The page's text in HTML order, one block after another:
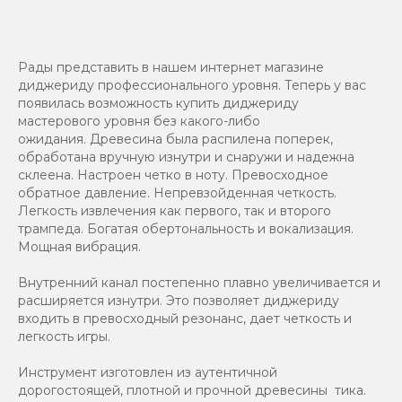
Рады представить в нашем интернет магазине
диджериду профессионального уровня. Теперь у вас
появилась возможность купить диджериду
мастерового уровня без какого-либо
ожидания. Древесина была распилена поперек,
обработана вручную изнутри и снаружи и надежна
склеена. Настроен четко в ноту. Превосходное
обратное давление. Непревзойденная четкость.
Легкость извлечения как первого, так и второго
трампеда. Богатая обертональность и вокализация.
Мощная вибрация.
Внутренний канал постепенно плавно увеличивается и
расширяется изнутри. Это позволяет диджериду
входить в превосходный резонанс, дает четкость и
легкость игры.
Инструмент изготовлен из аутентичной
дорогостоящей, плотной и прочной древесины тика.